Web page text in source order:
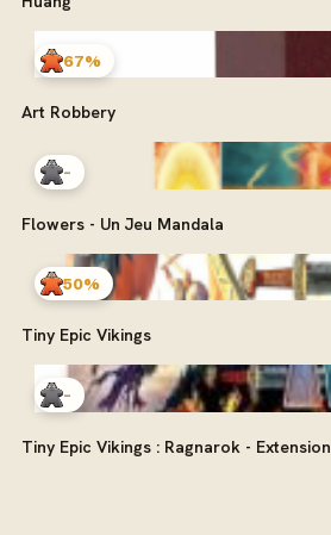
67%
Art Robbery
-
Flowers - Un Jeu Mandala
50%
Tiny Epic Vikings
-
Tiny Epic Vikings : Ragnarok - Extension